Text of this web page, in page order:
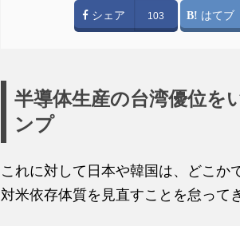
シェア 103 はてブ
半導体生産の台湾優位を
ンプ
これに対して日本や韓国は、どこか
対米依存体質を見直すことを怠って